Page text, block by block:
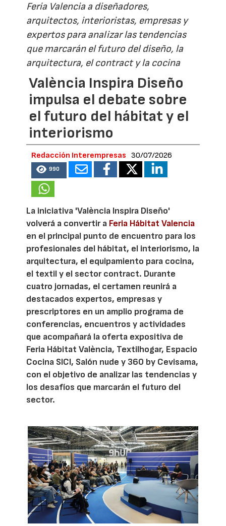
Feria Valencia a diseñadores,
arquitectos, interioristas, empresas y
expertos para analizar las tendencias
que marcarán el futuro del diseño, la
arquitectura, el contract y la cocina
València Inspira Diseño
impulsa el debate sobre
el futuro del hábitat y el
interiorismo
Redacción Interempresas 30/07/2026
990
La iniciativa 'València Inspira Diseño'
volverá a convertir a Feria Hábitat Valencia
en el principal punto de encuentro para los
profesionales del hábitat, el interiorismo, la
arquitectura, el equipamiento para cocina,
el textil y el sector contract. Durante
cuatro jornadas, el certamen reunirá a
destacados expertos, empresas y
prescriptores en un amplio programa de
conferencias, encuentros y actividades
que acompañará la oferta expositiva de
Feria Hábitat València, Textilhogar, Espacio
Cocina SICI, Salón nude y 360 by Cevisama,
con el objetivo de analizar las tendencias y
los desafíos que marcarán el futuro del
sector.